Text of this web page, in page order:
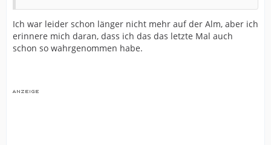
Ich war leider schon länger nicht mehr auf der Alm, aber ich
erinnere mich daran, dass ich das das letzte Mal auch
schon so wahrgenommen habe.